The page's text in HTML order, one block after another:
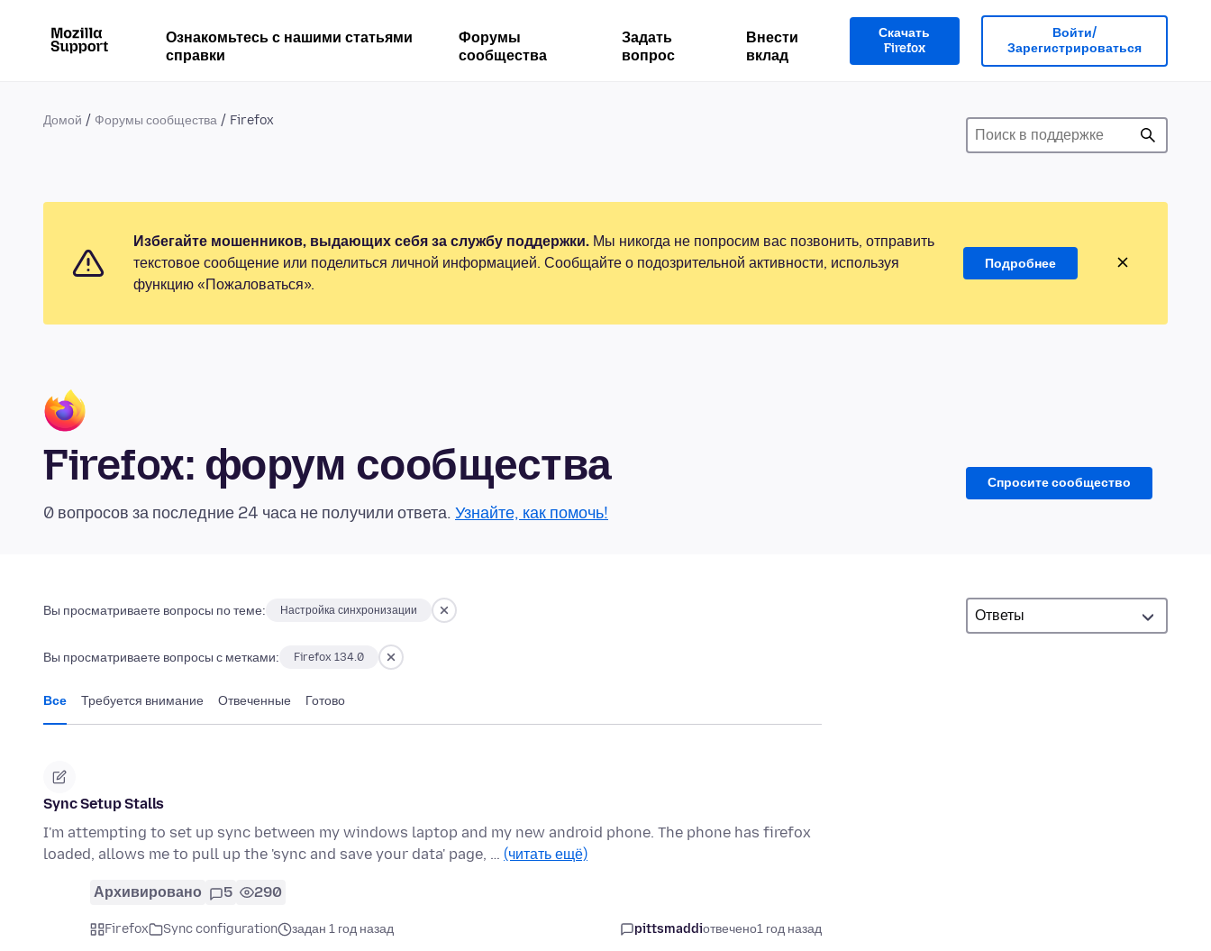
Ознакомьтесь с нашими статьями
справки
Форумы
сообщества
Задать
вопрос
Внести
вклад
Скачать
Firefox
Войти/
Зарегистрироваться
Домой Форумы сообщества Firefox
Избегайте мошенников, выдающих себя за службу поддержки. Мы никогда не попросим вас позвонить, отправить
текстовое сообщение или поделиться личной информацией. Сообщайте о подозрительной активности, используя
функцию «Пожаловаться».
Подробнее
Firefox: форум сообщества
0 вопросов за последние 24 часа не получили ответа. Узнайте, как помочь!
Спросите сообщество
Вы просматриваете вопросы по теме: Настройка синхронизации
Вы просматриваете вопросы с метками: Firefox 134.0
Все Требуется внимание Отвеченные Готово
Sync Setup Stalls
I'm attempting to set up sync between my windows laptop and my new android phone. The phone has firefox
loaded, allows me to pull up the 'sync and save your data' page, … (читать ещё)
Архивировано 5 290
Firefox Sync configuration задан 1 год назад pittsmaddiотвечено1 год назад